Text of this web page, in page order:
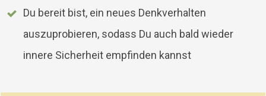
Du bereit bist, ein neues Denkverhalten
auszuprobieren, sodass Du auch bald wieder
innere Sicherheit empfinden kannst